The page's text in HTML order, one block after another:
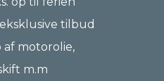
tilbud
motorolie,
m.m